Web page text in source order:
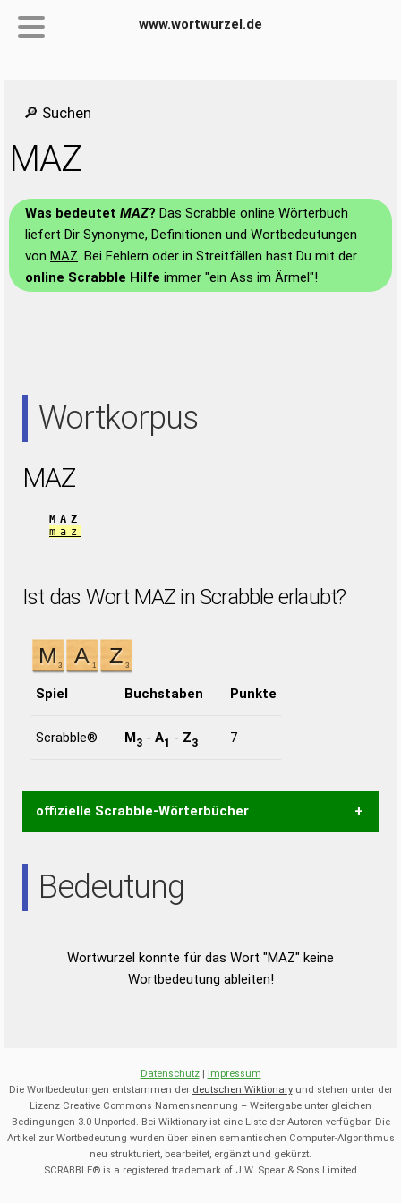
www.wortwurzel.de
🔎 Suchen
MAZ
Was bedeutet MAZ? Das Scrabble online Wörterbuch
liefert Dir Synonyme, Definitionen und Wortbedeutungen
von MAZ. Bei Fehlern oder in Streitfällen hast Du mit der
online Scrabble Hilfe immer "ein Ass im Ärmel"!
Wortkorpus
MAZ
MAZ
maz
Ist das Wort MAZ in Scrabble erlaubt?
Spiel Buchstaben Punkte
Scrabble® M3 - A1 - Z3 7
offizielle Scrabble-Wörterbücher
Wortanalyse-Algorithmus gute Anhaltspunkte zu
Wortbedeutung, Worttrennung und Wortform, um die
Wörterbücher sind:
Duden – Die deutsche Grammatik
Duden – Deutsches
Universalwörterbuch
Bedeutung
Wortwurzel konnte für das Wort "MAZ" keine
Wortbedeutung ableiten!
Datenschutz| Impressum
Die Wortbedeutungen entstammen der deutschen Wiktionaryund stehen unter der
Lizenz Creative Commons Namensnennung – Weitergabe unter gleichen
Bedingungen 3.0 Unported. Bei Wiktionary ist eine Liste der Autoren verfügbar. Die
Artikel zur Wortbedeutung wurden über einen semantischen Computer-Algorithmus
neu strukturiert, bearbeitet, ergänzt und gekürzt.
SCRABBLE® is a registered trademark of J.W. Spear & Sons Limited